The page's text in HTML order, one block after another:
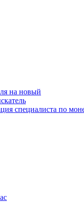
на новый
специалиста по